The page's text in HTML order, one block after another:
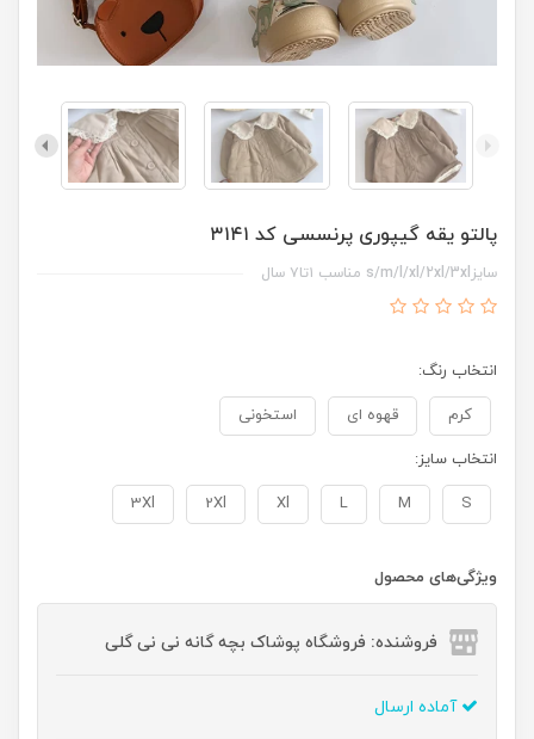
پالتو یقه گیپوری پرنسسی کد ۳۱۴۱
سایزs/m/l/xl/2xl/3xl مناسب ۱تا۷ سال
انتخاب رنگ:
کرم قهوه ای استخونی
انتخاب سایز:
S
M
L
Xl
2Xl
3Xl
ویژگی‌های محصول
فروشنده: فروشگاه پوشاک بچه گانه نی نی گلی
آماده ارسال